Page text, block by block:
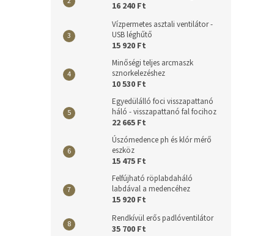
16 240 Ft
Vízpermetes asztali ventilátor -
USB léghűtő
15 920 Ft
Minőségi teljes arcmaszk
sznorkelezéshez
10 530 Ft
Egyedülálló foci visszapattanó
háló - visszapattanó fal focihoz
22 665 Ft
Úszómedence ph és klór mérő
eszköz
15 475 Ft
Felfújható röplabdaháló
labdával a medencéhez
15 920 Ft
Rendkívül erős padlóventilátor
35 700 Ft